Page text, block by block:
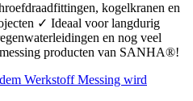
kogelkranen en
✓ Ideaal voor langdurig
en nog veel
producten van SANHA®!